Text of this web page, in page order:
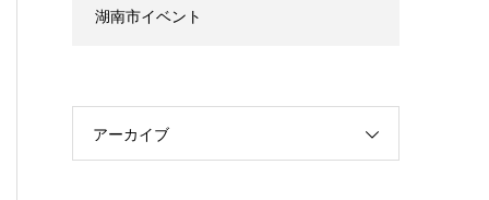
湖南市イベント
アーカイブ